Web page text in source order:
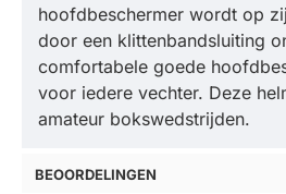
hoofdbeschermer wordt op
door een klittenbandsluiting
comfortabele goede
voor iedere vechter. Deze
amateur bokswedstrijden.
BEOORDELINGEN